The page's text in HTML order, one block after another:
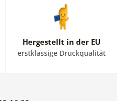
Hergestellt in der EU
erstklassige Druckqualität